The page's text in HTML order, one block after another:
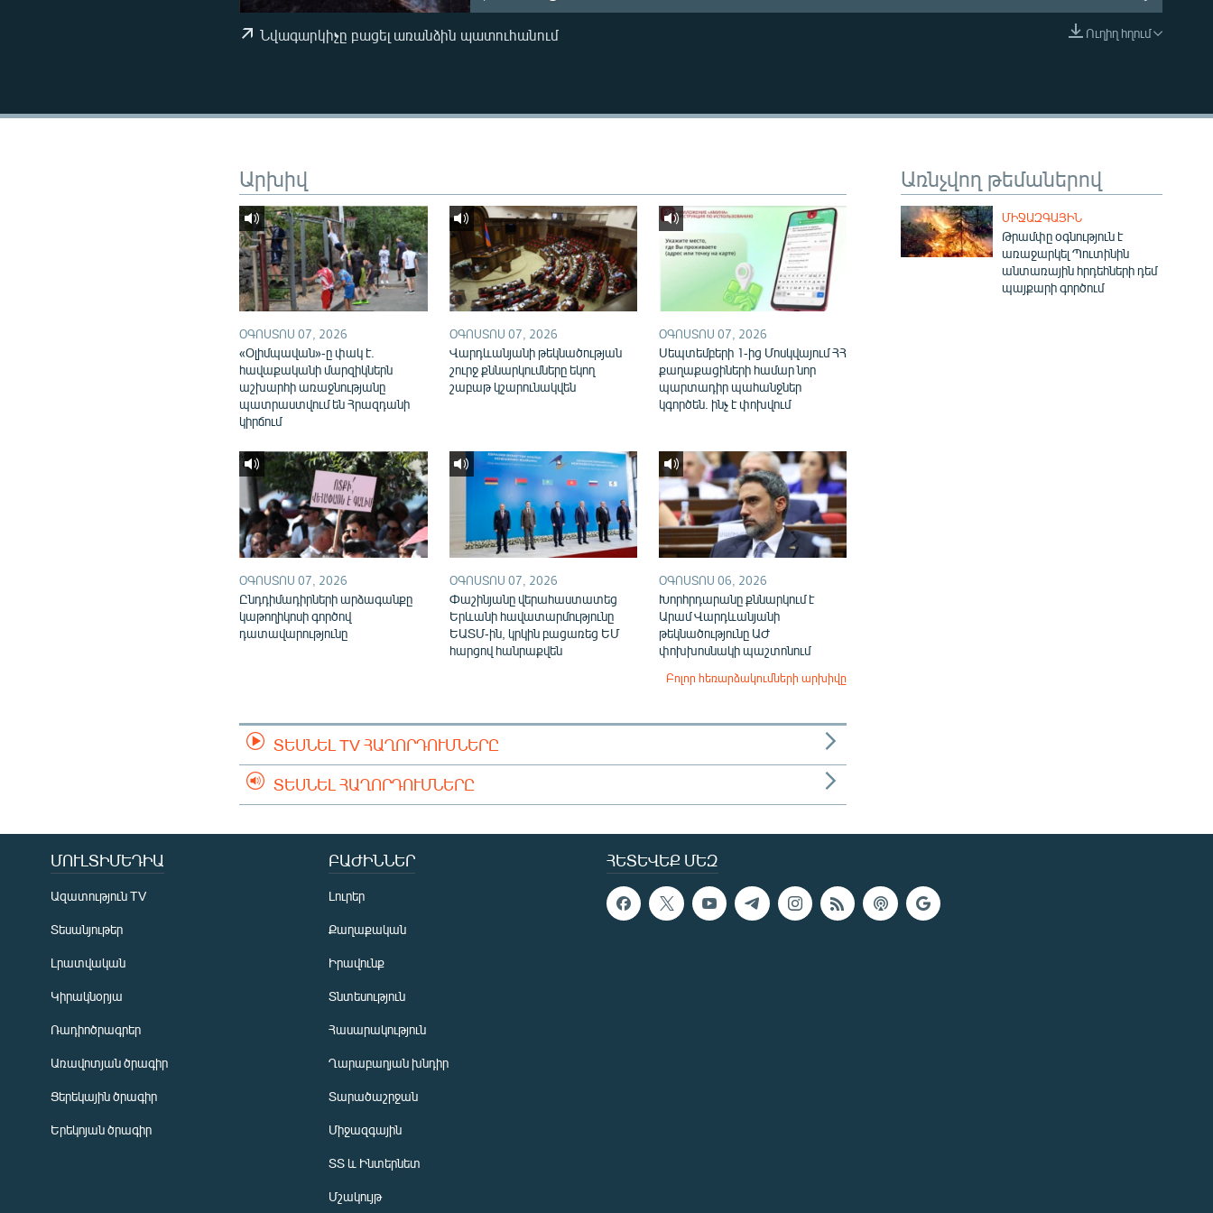
EMBED
Ուղիղ հղում
Նվագարկիչը բացել առանձին պատուհանում
Առնչվող թեմաներով
ՄԻՋԱԶԳԱՅԻՆ
Թրամփը օգնություն է
առաջարկել Պուտինին
անտառային հրդեհների դեմ
պայքարի գործում
Արխիվ
ՕԳՈՍՏՈՍ 07, 2026
«Օլիմպավան»-ը փակ է.
հավաքականի մարզիկներն
աշխարհի առաջնությանը
պատրաստվում են Հրազդանի
կիրճում
ՕԳՈՍՏՈՍ 07, 2026
Վարդևանյանի թեկնածության
շուրջ քննարկումները եկող
շաբաթ կշարունակվեն
ՕԳՈՍՏՈՍ 07, 2026
Սեպտեմբերի 1-ից Մոսկվայում ՀՀ
քաղաքացիների համար նոր
պարտադիր պահանջներ
կգործեն. ինչ է փոխվում
ՕԳՈՍՏՈՍ 07, 2026
Ընդդիմադիրների արձագանքը
կաթողիկոսի գործով
դատավարությունը
ՕԳՈՍՏՈՍ 07, 2026
Փաշինյանը վերահաստատեց
Երևանի հավատարմությունը
ԵԱՏՄ-ին, կրկին բացառեց ԵՄ
հարցով հանրաքվեն
ՕԳՈՍՏՈՍ 06, 2026
Խորհրդարանը քննարկում է
Արամ Վարդևանյանի
թեկնածությունը ԱԺ
փոխխոսնակի պաշտոնում
Բոլոր հեռարձակումների արխիվը
ՏԵՍՆԵԼ TV ՀԱՂՈՐԴՈՒՄՆԵՐԸ
ՏԵՍՆԵԼ ՀԱՂՈՐԴՈՒՄՆԵՐԸ
ՀԵՏԵՎԵՔ ՄԵԶ
ՄՈՒԼՏԻՄԵԴԻԱ
Ազատություն TV
Տեսանյութեր
Լրատվական
Կիրակնօրյա
Ռադիոծրագրեր
Առավոտյան ծրագիր
Ցերեկային ծրագիր
Երեկոյան ծրագիր
ԲԱԺԻՆՆԵՐ
Լուրեր
Քաղաքական
Իրավունք
Տնտեսություն
Հասարակություն
Ղարաբաղյան խնդիր
Տարածաշրջան
Միջազգային
ՏՏ և Ինտերնետ
Մշակույթ